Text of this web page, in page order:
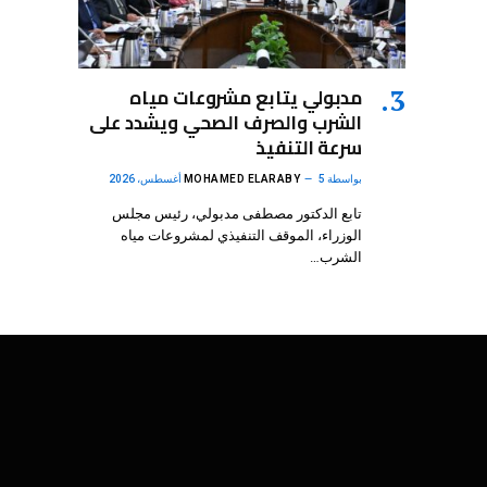
مدبولي يتابع مشروعات مياه
الشرب والصرف الصحي ويشدد على
سرعة التنفيذ
بواسطة MOHAMED ELARABY 5 أغسطس، 2026
تابع الدكتور مصطفى مدبولي، رئيس مجلس
الوزراء، الموقف التنفيذي لمشروعات مياه
الشرب…